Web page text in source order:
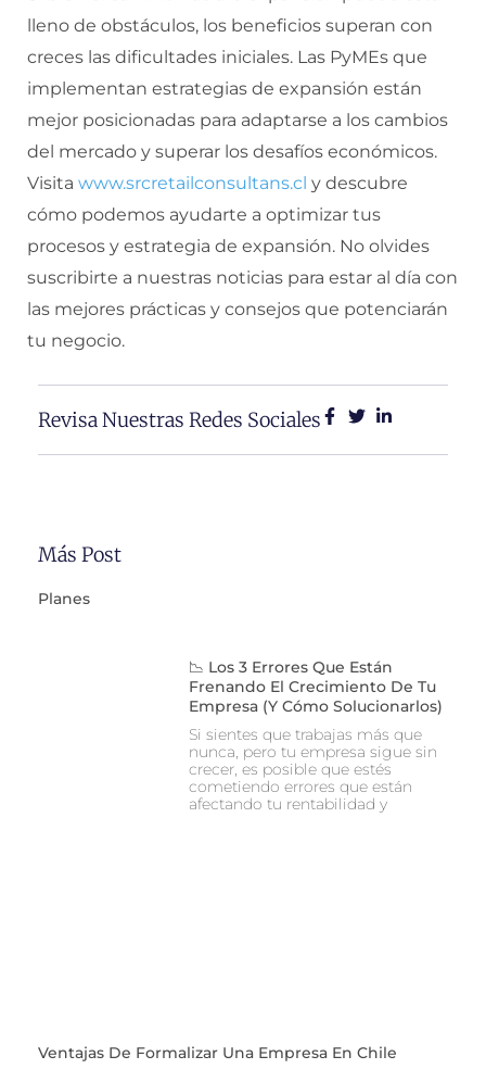
lleno de obstáculos, los beneficios superan con
creces las dificultades iniciales. Las PyMEs que
implementan estrategias de expansión están
mejor posicionadas para adaptarse a los cambios
del mercado y superar los desafíos económicos.
Visita www.srcretailconsultans.cl y descubre
cómo podemos ayudarte a optimizar tus
procesos y estrategia de expansión. No olvides
suscribirte a nuestras noticias para estar al día con
las mejores prácticas y consejos que potenciarán
tu negocio.
Revisa Nuestras Redes Sociales
Más Post
Planes
📉 Los 3 Errores Que Están
Frenando El Crecimiento De Tu
Empresa (y Cómo Solucionarlos)
Si sientes que trabajas más que
nunca, pero tu empresa sigue sin
crecer, es posible que estés
cometiendo errores que están
afectando tu rentabilidad y
Ventajas De Formalizar Una Empresa En Chile